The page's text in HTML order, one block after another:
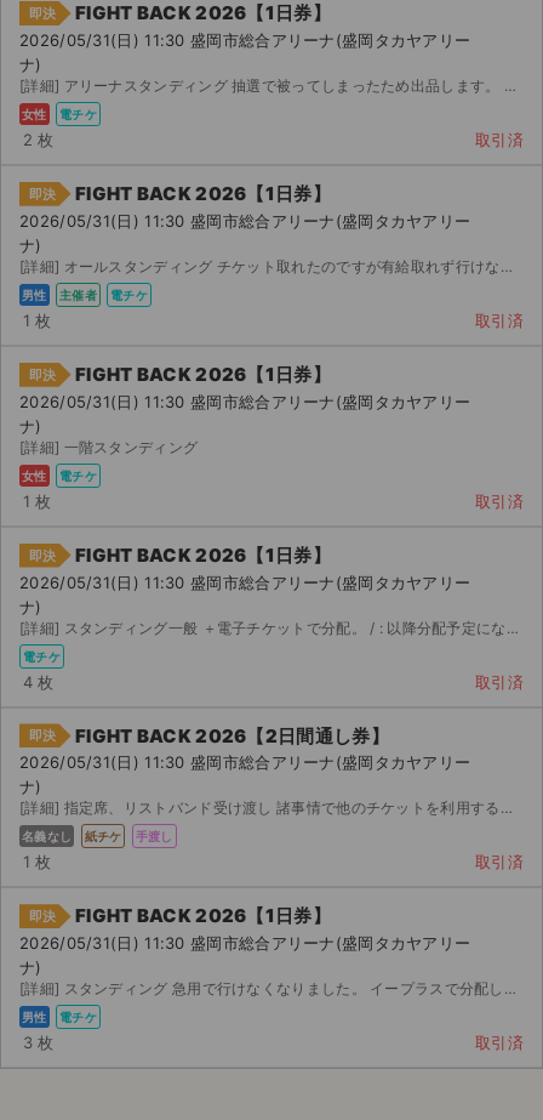
即決 FIGHT BACK 2026【1日券】
2026/05/31(日) 11:30 盛岡市総合アリーナ(盛岡タカヤアリー
ナ)
[詳細] アリーナスタンディング 抽選で被ってしまったため出品します。 先行で当選したチケットで...
女性 電チケ
2 枚 取引済
即決 FIGHT BACK 2026【1日券】
2026/05/31(日) 11:30 盛岡市総合アリーナ(盛岡タカヤアリー
ナ)
[詳細] オールスタンディング チケット取れたのですが有給取れず行けないため出品します。 転売ではなく定...
男性 主催者 電チケ
1 枚 取引済
即決 FIGHT BACK 2026【1日券】
2026/05/31(日) 11:30 盛岡市総合アリーナ(盛岡タカヤアリー
ナ)
[詳細] 一階スタンディング
女性 電チケ
1 枚 取引済
即決 FIGHT BACK 2026【1日券】
2026/05/31(日) 11:30 盛岡市総合アリーナ(盛岡タカヤアリー
ナ)
[詳細] スタンディング一般 ＋電子チケットで分配。 / : 以降分配予定になります。
電チケ
4 枚 取引済
即決 FIGHT BACK 2026【2日間通し券】
2026/05/31(日) 11:30 盛岡市総合アリーナ(盛岡タカヤアリー
ナ)
[詳細] 指定席、リストバンド受け渡し 諸事情で他のチケットを利用することになり今使っている通しリストバ...
名義なし 紙チケ 手渡し
1 枚 取引済
即決 FIGHT BACK 2026【1日券】
2026/05/31(日) 11:30 盛岡市総合アリーナ(盛岡タカヤアリー
ナ)
[詳細] スタンディング 急用で行けなくなりました。 イープラスで分配します。
男性 電チケ
3 枚 取引済